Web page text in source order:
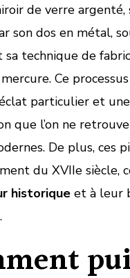
de verre argenté,
son dos en métal,
sa technique de
Ce
particulier et
que l’on ne
De plus, ces
du XVIIe siècle,
historique et à leur